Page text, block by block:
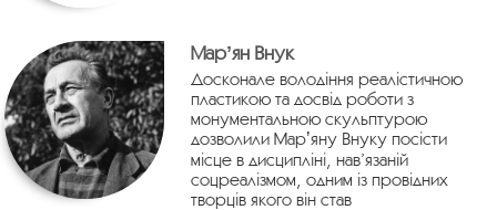
Марʼян Внук
Досконале володіння реалістичною
пластикою та досвід роботи з
монументальною скульптурою
дозволили Марʼяну Внуку посісти
місце в дисципліні, нав’язаній
соцреалізмом, одним із провідних
творців якого він став